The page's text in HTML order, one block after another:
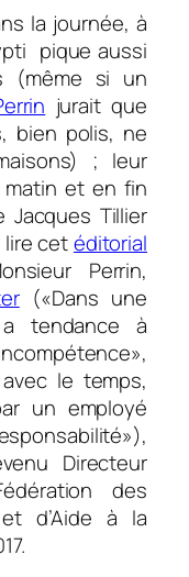
la journée, à
pique aussi
(même si un
jurait que
bien polis, ne
; leur
et en fin
Jacques Tillier
lire cetéditorial
Perrin,
(«Dans une
tendance à
,
le temps,
un employé
),
Directeur
des
d’Aide à la